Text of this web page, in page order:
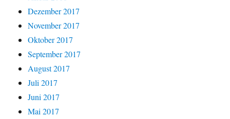
Dezember 2017
November 2017
Oktober 2017
September 2017
August 2017
Juli 2017
Juni 2017
Mai 2017